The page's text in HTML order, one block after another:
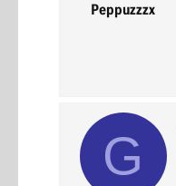
Peppuzzzx
G